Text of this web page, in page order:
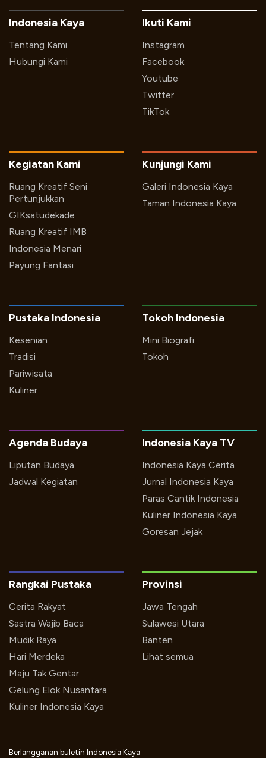
Indonesia Kaya
Tentang Kami
Hubungi Kami
Ikuti Kami
Instagram
Facebook
Youtube
Twitter
TikTok
Kegiatan Kami
Ruang Kreatif Seni
Pertunjukkan
GIKsatudekade
Ruang Kreatif IMB
Indonesia Menari
Payung Fantasi
Kunjungi Kami
Galeri Indonesia Kaya
Taman Indonesia Kaya
Pustaka Indonesia
Kesenian
Tradisi
Pariwisata
Kuliner
Tokoh Indonesia
Mini Biografi
Tokoh
Indonesia Kaya TV
Indonesia Kaya Cerita
Jurnal Indonesia Kaya
Paras Cantik Indonesia
Kuliner Indonesia Kaya
Goresan Jejak
Agenda Budaya
Liputan Budaya
Jadwal Kegiatan
Rangkai Pustaka
Cerita Rakyat
Sastra Wajib Baca
Mudik Raya
Hari Merdeka
Maju Tak Gentar
Gelung Elok Nusantara
Kuliner Indonesia Kaya
Provinsi
Jawa Tengah
Sulawesi Utara
Banten
Lihat semua
Berlangganan buletin Indonesia Kaya